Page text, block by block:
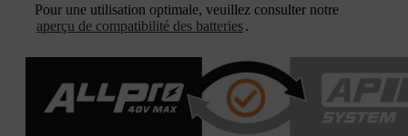
Pour une utilisation optimale, veuillez consulter notre
aperçu de compatibilité des batteries.